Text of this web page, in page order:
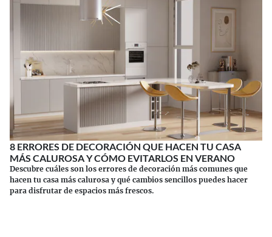
8 ERRORES DE DECORACIÓN QUE HACEN TU CASA
MÁS CALUROSA Y CÓMO EVITARLOS EN VERANO
Descubre cuáles son los errores de decoración más comunes que
hacen tu casa más calurosa y qué cambios sencillos puedes hacer
para disfrutar de espacios más frescos.